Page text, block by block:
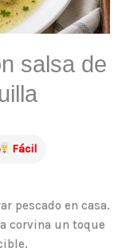
salsa de
Fácil
pescado en casa.
corvina un toque